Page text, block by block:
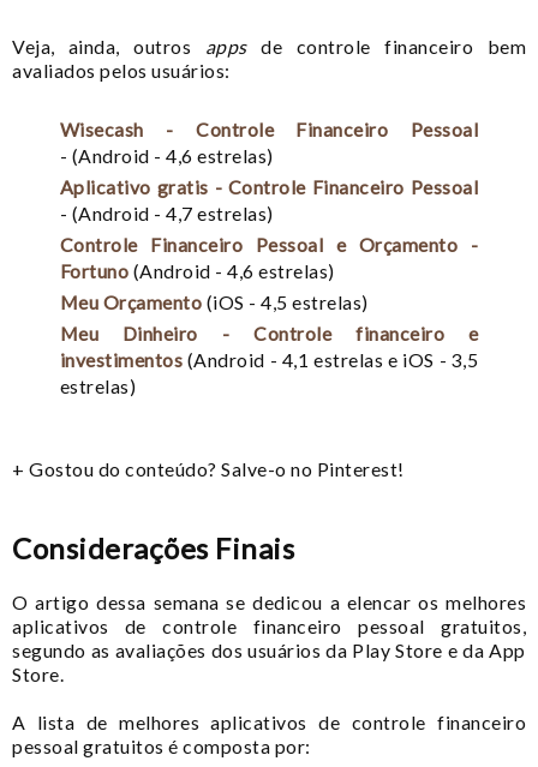
Veja, ainda, outros appsde controle financeiro bem
avaliados pelos usuários:
Wisecash - Controle Financeiro Pessoal
- (Android - 4,6 estrelas)
Aplicativo gratis - Controle Financeiro Pessoal
- (Android - 4,7 estrelas)
Controle Financeiro Pessoal e Orçamento -
Fortuno (Android - 4,6 estrelas)
Meu Orçamento (iOS - 4,5 estrelas)
Meu Dinheiro - Controle financeiro e
investimentos (Android - 4,1 estrelas e iOS - 3,5
estrelas)
+ Gostou do conteúdo? Salve-o no Pinterest!
Considerações Finais
O artigo dessa semana se dedicou a elencar os melhores
aplicativos de controle financeiro pessoal gratuitos,
segundo as avaliações dos usuários da Play Store e da App
Store.
A lista de melhores aplicativos de controle financeiro
pessoal gratuitos é composta por: